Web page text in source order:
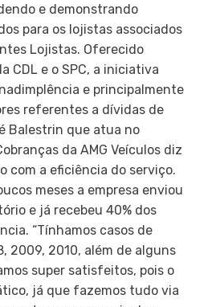
e demonstrando
para os lojistas associados
Lojistas. Oferecido
CDL e o SPC, a iniciativa
e principalmente
referentes a dívidas de
Balestrin que atua no
da AMG Veículos diz
com a eficiência do serviço.
meses a empresa enviou
e já recebeu 40% dos
“Tínhamos casos de
2009, 2010, além de alguns
super satisfeitos, pois o
já que fazemos tudo via